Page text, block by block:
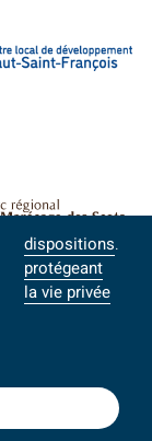
dispositions
protégeant
la vie privée
.